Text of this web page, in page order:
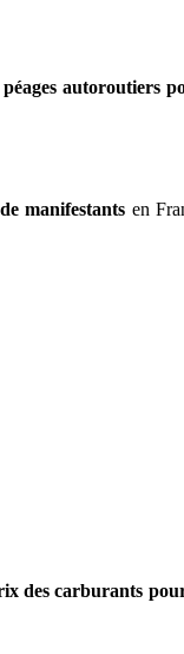
manifestants en
des carburants